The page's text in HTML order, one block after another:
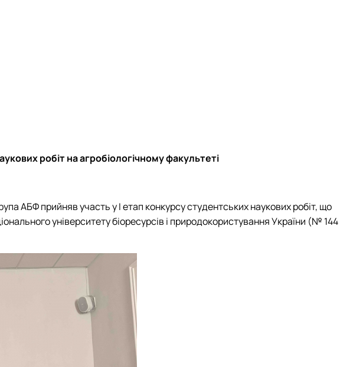
робіт на агробіологічному факультеті
АБФ прийняв участь у І етап конкурсу студентських наукових робіт, що
університету біоресурсів і природокористування України (№ 144